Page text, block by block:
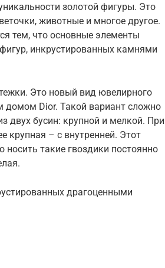
золотой фигуры. Это
животные и многое другое.
тем, что основные элементы
инкрустированных камнями
Это новый вид ювелирного
домом Dior. Такой вариант сложно
двух бусин: крупной и мелкой. При
крупная – с внутренней. Этот
такие гвоздики постоянно
драгоценными